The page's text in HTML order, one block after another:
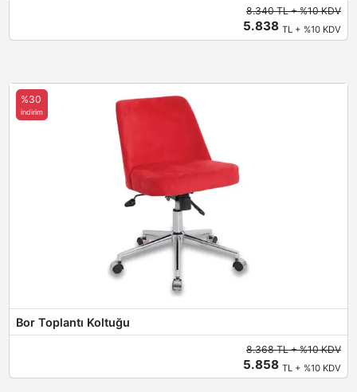
8.340 TL + %10 KDV
5.838TL + %10 KDV
Bor Toplantı Koltuğu
%30
indirim
8.368 TL + %10 KDV
5.858TL + %10 KDV